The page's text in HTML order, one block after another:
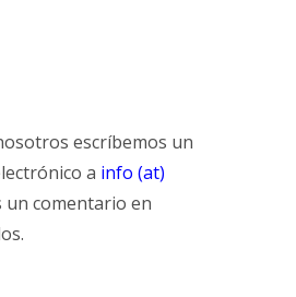
escríbemos un
a info (at)
un comentario en